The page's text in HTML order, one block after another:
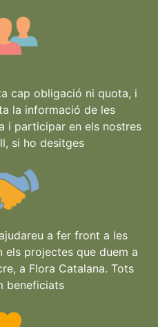
cap obligació ni quota, i
la informació de les
i participar en els nostres
si ho desitges
a fer front a les
els projectes que duem a
a Flora Catalana. Tots
beneficiats